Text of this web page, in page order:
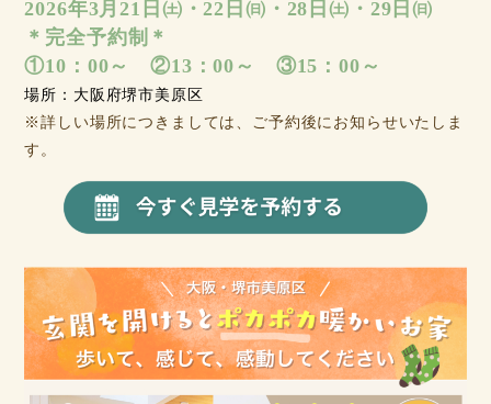
2026年3月21日㈯・22日㈰・28日㈯・29日㈰
＊完全予約制＊
①10：00～ ②13：00～ ③15：00～
場所：大阪府堺市美原区
※詳しい場所につきましては、ご予約後にお知らせいたしま
す。